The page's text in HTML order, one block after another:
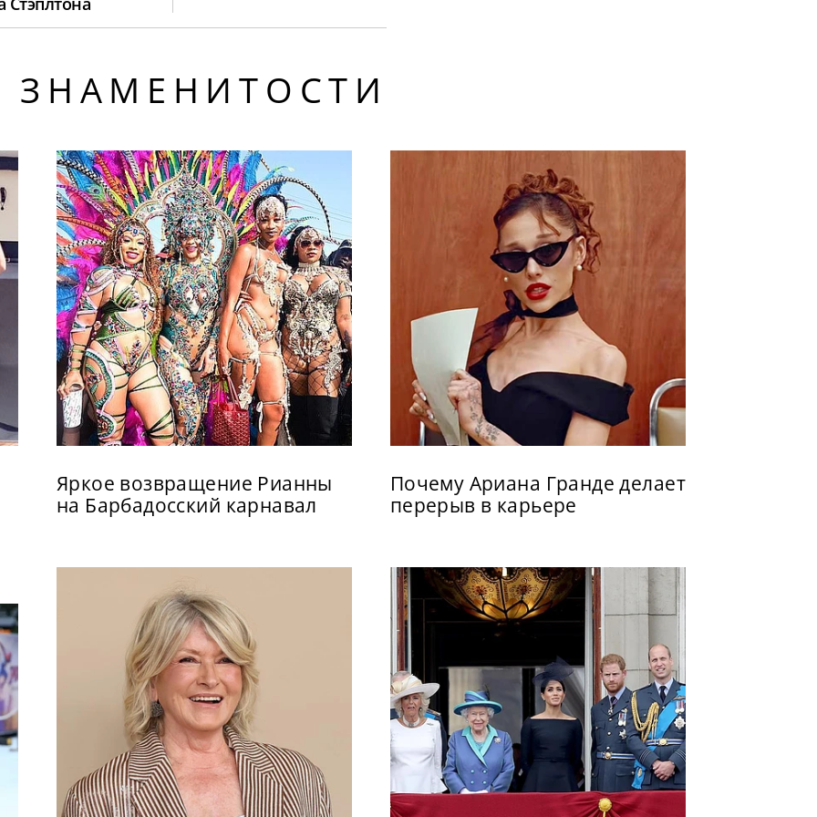
ЗНАМЕНИТОСТИ
Яркое возвращение Рианны
на Барбадосский карнавал
Почему Ариана Гранде делает
перерыв в карьере